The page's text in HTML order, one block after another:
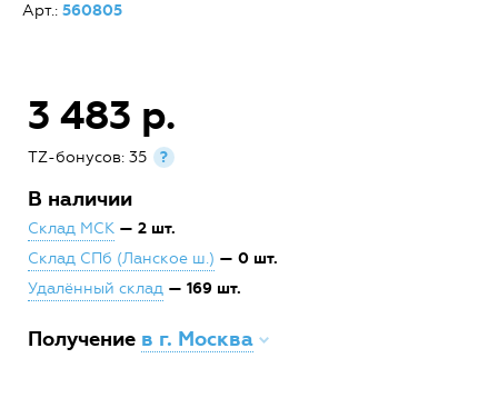
Арт.: 560805
3 483 р.
TZ-бонусов: 35 ?
В наличии
Склад МСК — 2 шт.
Склад СПб (Ланское ш.) — 0 шт.
Удалённый склад — 169 шт.
Получение в г. Москва